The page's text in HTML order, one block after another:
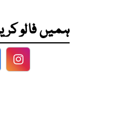
ہمیں فالو
Facebook